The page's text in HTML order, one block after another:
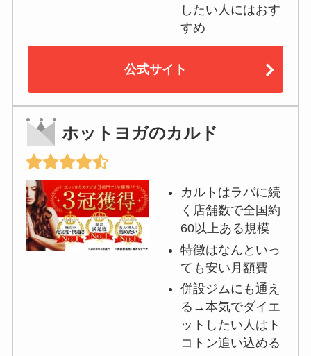
したい人にはおす
すめ
公式サイト
ホットヨガのカルド
カルトはラバに続
く店舗数で全国約
60以上ある規模
特徴はなんといっ
ても安い月額費
併設ジムにも通え
る→本気でダイエ
ットしたい人はト
コトン追い込める